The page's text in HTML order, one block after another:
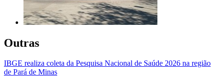
Outras
IBGE realiza coleta da Pesquisa Nacional de Saúde 2026 na região
de Pará de Minas